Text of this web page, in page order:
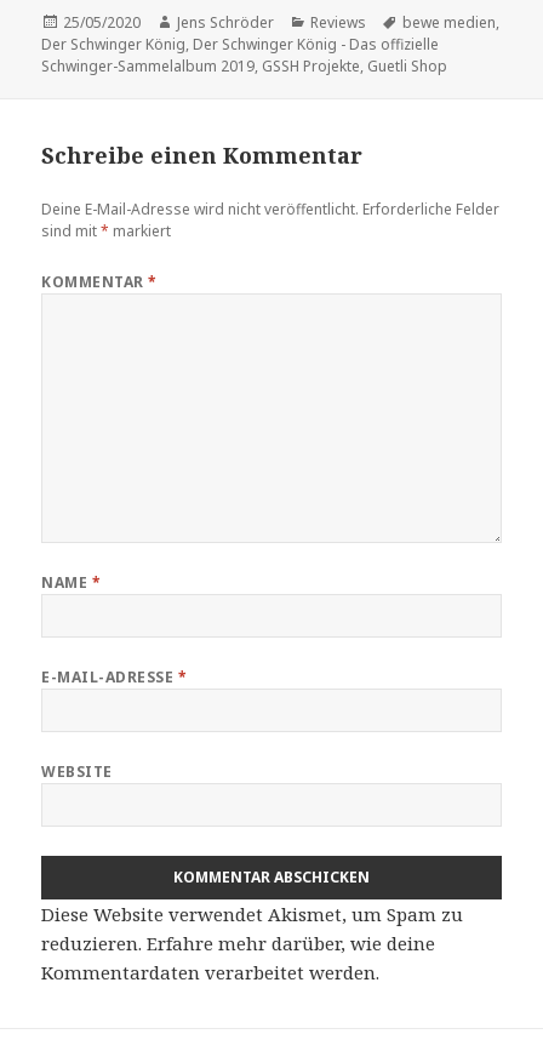
Veröffentlicht
am
25/05/2020 Autor
Jens Schröder Kategorien
Reviews Schlagwörter
bewe medien,
Der Schwinger König, Der Schwinger König - Das offizielle
Schwinger-Sammelalbum 2019, GSSH Projekte, Guetli Shop
Schreibe einen Kommentar
Deine E-Mail-Adresse wird nicht veröffentlicht. Erforderliche Felder
sind mit* markiert
KOMMENTAR*
NAME *
E-MAIL-ADRESSE *
WEBSITE
Diese Website verwendet Akismet, um Spam zu
reduzieren.Erfahre mehr darüber, wie deine
Kommentardaten verarbeitet werden.